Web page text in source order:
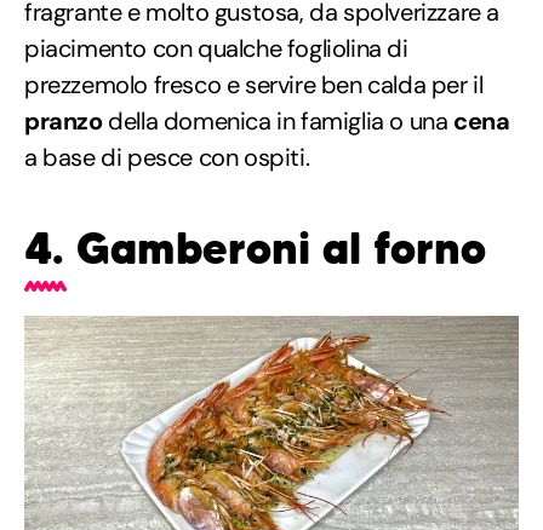
fragrante e molto gustosa, da spolverizzare a
piacimento con qualche fogliolina di
prezzemolo fresco e servire ben calda per il
pranzodella domenica in famiglia o una cena
a base di pesce con ospiti.
4. Gamberoni al forno